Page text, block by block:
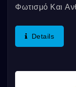
Φωτισμό Και
Details